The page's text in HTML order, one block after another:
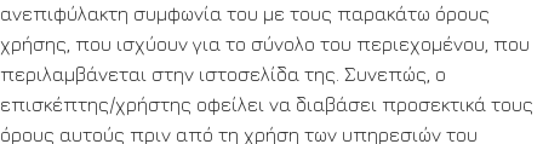
ανεπιφύλακτη συμφωνία του με τους παρακάτω όρους
χρήσης, που ισχύουν για το σύνολο του περιεχομένου, που
περιλαμβάνεται στην ιστοσελίδα της. Συνεπώς, ο
επισκέπτης/χρήστης οφείλει να διαβάσει προσεκτικά τους
όρους αυτούς πριν από τη χρήση των υπηρεσιών του